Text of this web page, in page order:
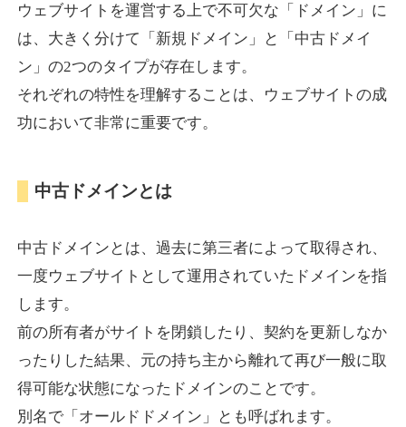
torigirl-movie.com
ジャンルその他
DA38 外部リンク数 383 ドメイン年齢10年
10,800円 入札 0件
詳細を見る
vrnvroomn.com
ジャンル通販
DA
10,800円 入札 0件
ウェブサイトを運営する上で不可欠な「ドメイン」に
は、大きく分けて「新規ドメイン」と「中古ドメイ
ン」の2つのタイプが存在します。
それぞれの特性を理解することは、ウェブサイトの成
功において非常に重要です。
中古ドメインとは
中古ドメインとは、過去に第三者によって取得され、
一度ウェブサイトとして運用されていたドメインを指
します。
前の所有者がサイトを閉鎖したり、契約を更新しなか
ったりした結果、元の持ち主から離れて再び一般に取
得可能な状態になったドメインのことです。
別名で「オールドドメイン」とも呼ばれます。